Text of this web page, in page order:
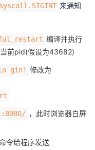
syscall.SIGINT 来通知
编译并执行
前pid(假设为43682)
gin! 修改为
，此时浏览器白屏
令给程序发送